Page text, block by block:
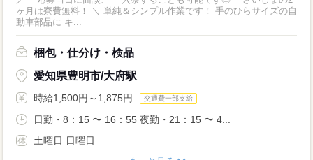
ヶ月は寮費無料！ ＼ 単純＆シンプル作業です！ 手のひらサイズの自
動車部品に キ...
梱包・仕分け・検品
愛知県豊明市/大府駅
時給1,500円～1,875円 交通費一部支給
日勤・8：15 〜 16：55 夜勤・21：15 〜 4...
土曜日 日曜日